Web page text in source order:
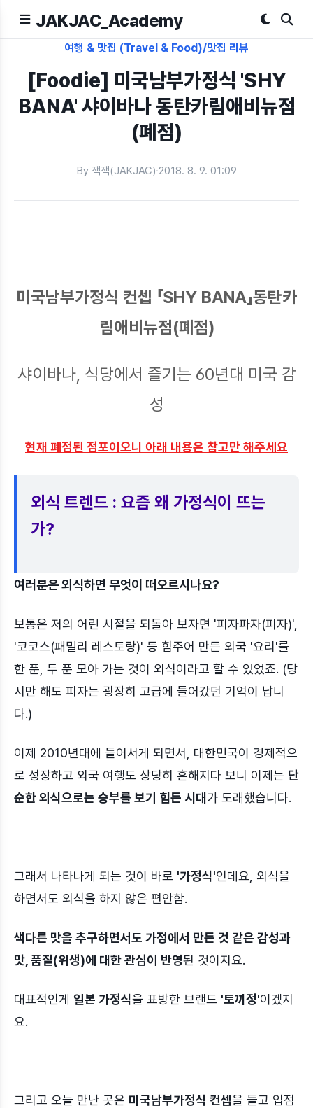
JAKJAC_Academy
여행 & 맛집 (Travel & Food)/맛집 리뷰
[Foodie] 미국남부가정식 'SHY
BANA' 샤이바나 동탄카림애비뉴점
(폐점)
By 잭잭(JAKJAC)·2018. 8. 9. 01:09
미국남부가정식 컨셉 「SHY BANA」동탄카
림애비뉴점(폐점)
샤이바나, 식당에서 즐기는 60년대 미국 감
성
현재 폐점된 점포이오니 아래 내용은 참고만 해주세요
외식 트렌드 : 요즘 왜 가정식이 뜨는
가?
여러분은 외식하면 무엇이 떠오르시나요?
보통은 저의 어린 시절을 되돌아 보자면 '피자파자(피자)',
'코코스(패밀리 레스토랑)' 등 힘주어 만든 외국 '요리'를
한 푼, 두 푼 모아 가는 것이 외식이라고 할 수 있었죠. (당
시만 해도 피자는 굉장히 고급에 들어갔던 기억이 납니
다.)
이제 2010년대에 들어서게 되면서, 대한민국이 경제적으
로 성장하고 외국 여행도 상당히 흔해지다 보니 이제는 단
순한 외식으로는 승부를 보기 힘든 시대 가 도래했습니다.
그래서 나타나게 되는 것이 바로 '가정식'인데요, 외식을
하면서도 외식을 하지 않은 편안함.
색다른 맛을 추구하면서도 가정에서 만든 것 같은 감성과
맛, 품질(위생)에 대한 관심이 반영된 것이지요.
대표적인게 일본 가정식을 표방한 브랜드 '토끼정'이겠지
요.
그리고 오늘 만난 곳은 미국남부가정식 컨셉을 들고 입점